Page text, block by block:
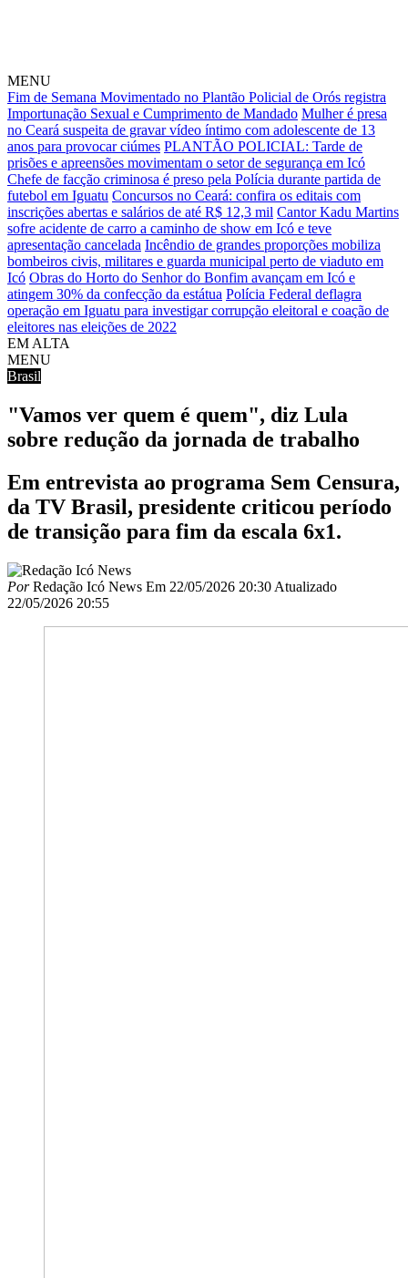
MENU
Fim de Semana Movimentado no Plantão Policial de Orós registra
Importunação Sexual e Cumprimento de Mandado Mulher é presa
no Ceará suspeita de gravar vídeo íntimo com adolescente de 13
anos para provocar ciúmes PLANTÃO POLICIAL: Tarde de
prisões e apreensões movimentam o setor de segurança em Icó
Chefe de facção criminosa é preso pela Polícia durante partida de
futebol em Iguatu Concursos no Ceará: confira os editais com
inscrições abertas e salários de até R$ 12,3 mil Cantor Kadu Martins
sofre acidente de carro a caminho de show em Icó e teve
apresentação cancelada Incêndio de grandes proporções mobiliza
bombeiros civis, militares e guarda municipal perto de viaduto em
Icó Obras do Horto do Senhor do Bonfim avançam em Icó e
atingem 30% da confecção da estátua Polícia Federal deflagra
operação em Iguatu para investigar corrupção eleitoral e coação de
eleitores nas eleições de 2022
EM ALTA
MENU
Brasil
"Vamos ver quem é quem", diz Lula
sobre redução da jornada de trabalho
Em entrevista ao programa Sem Censura,
da TV Brasil, presidente criticou período
de transição para fim da escala 6x1.
PorRedação Icó News Em 22/05/2026 20:30 Atualizado
22/05/2026 20:55